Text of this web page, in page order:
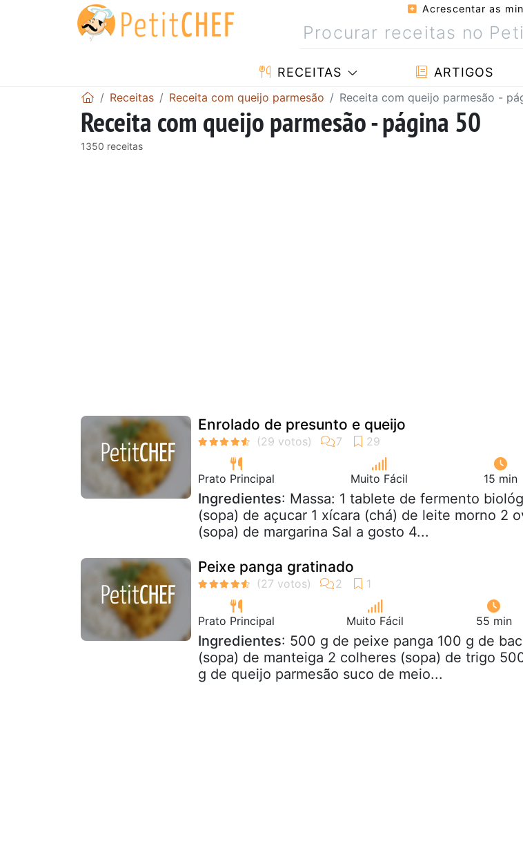
Acrescentar as
RECEITAS ARTIGOS
Receitas Receita com queijo parmesão Receita com queijo parmesão -
Receita com queijo parmesão - página 50
1350 receitas
Enrolado de presunto e queijo
Prato Principal Muito Fácil 15 min
Ingredientes: Massa: 1 tablete de fermento
(sopa) de açucar 1 xícara (chá) de leite morno 2
(sopa) de margarina Sal a gosto 4...
Peixe panga gratinado
Prato Principal Muito Fácil 55 min
Ingredientes: 500 g de peixe panga 100 g de
(sopa) de manteiga 2 colheres (sopa) de trigo
g de queijo parmesão suco de meio...